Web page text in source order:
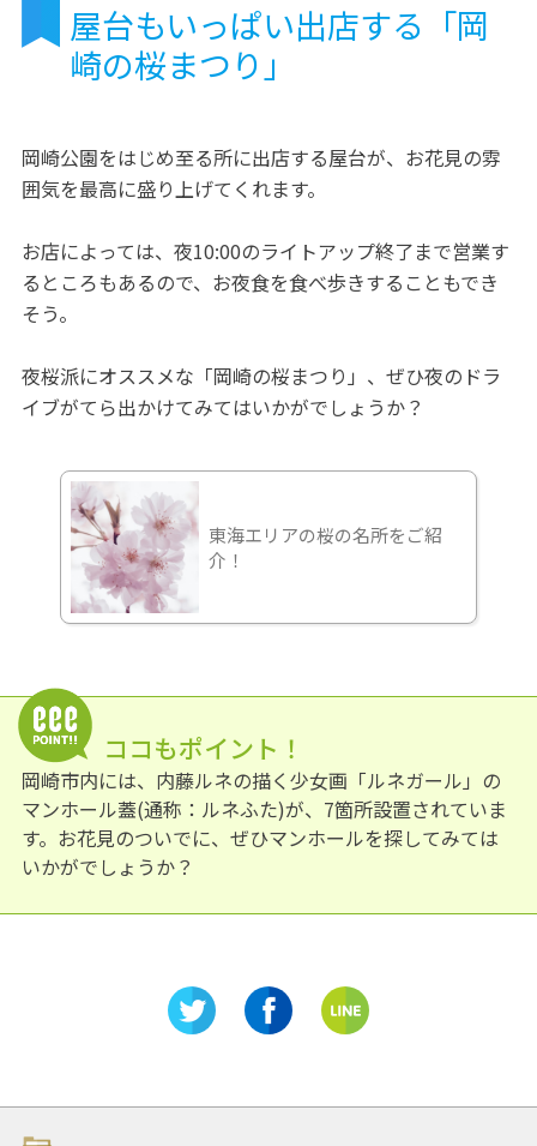
屋台もいっぱい出店する「岡
崎の桜まつり」
岡崎公園をはじめ至る所に出店する屋台が、お花見の雰
囲気を最高に盛り上げてくれます。
お店によっては、夜10:00のライトアップ終了まで営業す
るところもあるので、お夜食を食べ歩きすることもでき
そう。
夜桜派にオススメな「岡崎の桜まつり」、ぜひ夜のドラ
イブがてら出かけてみてはいかがでしょうか？
東海エリアの桜の名所をご紹
介！
ココもポイント！
岡崎市内には、内藤ルネの描く少女画「ルネガール」の
マンホール蓋(通称：ルネふた)が、7箇所設置されていま
す。お花見のついでに、ぜひマンホールを探してみては
いかがでしょうか？